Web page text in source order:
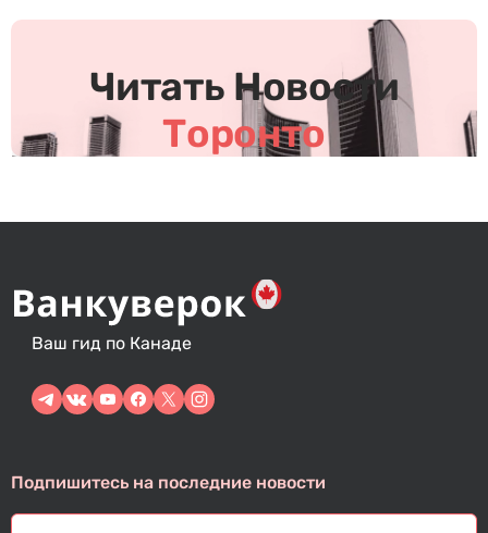
Читать Новости
Торонто
Ваш гид по Канаде
Подпишитесь на последние новости